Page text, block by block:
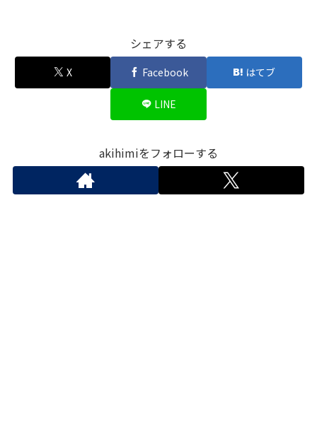
シェアする
X Facebook はてブ
LINE
akihimiをフォローする